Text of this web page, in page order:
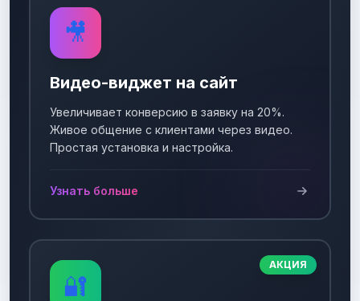
🎥
Видео-виджет на сайт
Увеличивает конверсию в заявку на 20%.
Живое общение с клиентами через видео.
Простая установка и настройка.
Узнать больше
АКЦИЯ
🔐